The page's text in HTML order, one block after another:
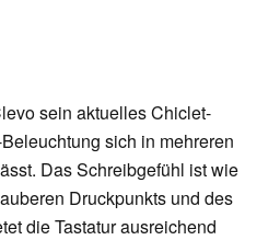
sein aktuelles Chiclet-
sich in mehreren
Das Schreibgefühl ist wie
Druckpunkts und des
die Tastatur ausreichend